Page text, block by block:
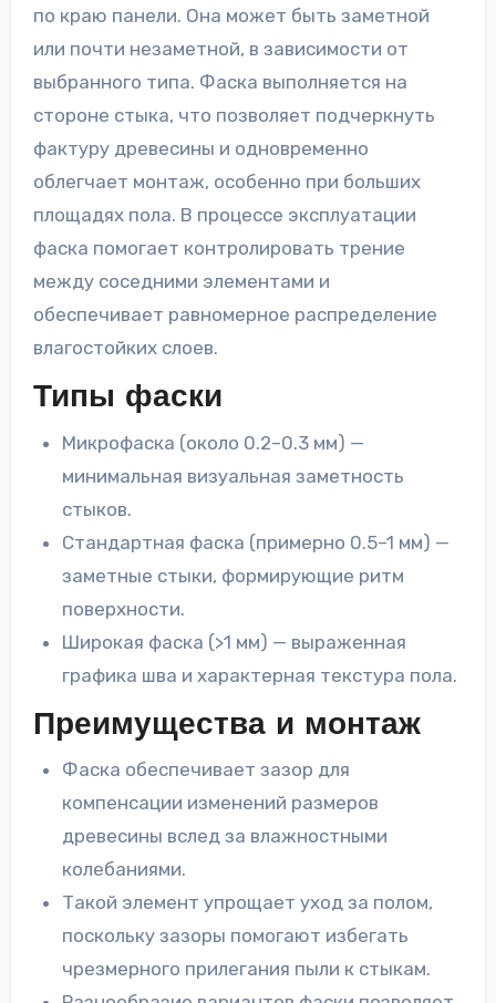
по краю панели. Она может быть заметной
или почти незаметной, в зависимости от
выбранного типа. Фаска выполняется на
стороне стыка, что позволяет подчеркнуть
фактуру древесины и одновременно
облегчает монтаж, особенно при больших
площадях пола. В процессе эксплуатации
фаска помогает контролировать трение
между соседними элементами и
обеспечивает равномерное распределение
влагостойких слоев.
Типы фаски
Микрофаска (около 0.2–0.3 мм) —
минимальная визуальная заметность
стыков.
Стандартная фаска (примерно 0.5–1 мм) —
заметные стыки, формирующие ритм
поверхности.
Широкая фаска (>1 мм) — выраженная
графика шва и характерная текстура пола.
Преимущества и монтаж
Фаска обеспечивает зазор для
компенсации изменений размеров
древесины вслед за влажностными
колебаниями.
Такой элемент упрощает уход за полом,
поскольку зазоры помогают избегать
чрезмерного прилегания пыли к стыкам.